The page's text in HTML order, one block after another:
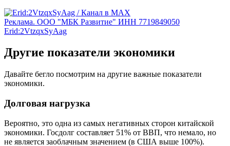
Реклама. ООО "МБК Развитие" ИНН 7719849050
Erid:2VtzqxSyAag
Другие показатели экономики
Давайте бегло посмотрим на другие важные показатели
экономики.
Долговая нагрузка
Вероятно, это одна из самых негативных сторон китайской
экономики. Госдолг составляет 51% от ВВП, что немало, но
не является заоблачным значением (в США выше 100%).